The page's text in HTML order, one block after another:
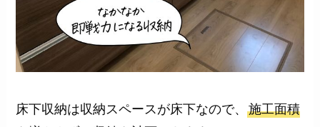
床下収納は収納スペースが床下なので、施工面積